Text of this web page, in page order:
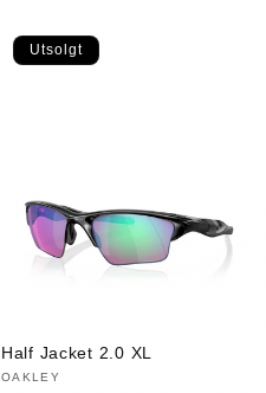
Utsolgt
Half Jacket 2.0 XL
Selger:
OAKLEY